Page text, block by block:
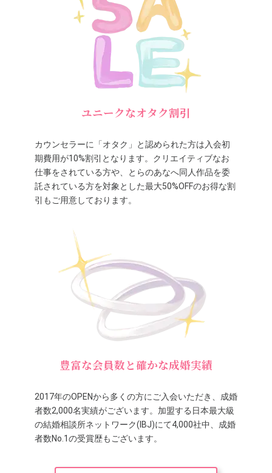
ユニークなオタク割引
カウンセラーに「オタク」と認められた方は入会初
期費用が10%割引となります。クリエイティブなお
仕事をされている方や、とらのあなへ同人作品を委
託されている方を対象とした最大50%OFFのお得な割
引もご用意しております。
豊富な会員数と確かな成婚実績
2017年のOPENから多くの方にご入会いただき、成婚
者数2,000名実績がございます。加盟する日本最大級
の結婚相談所ネットワーク(IBJ)にて4,000社中、成婚
者数No.1の受賞歴もございます。